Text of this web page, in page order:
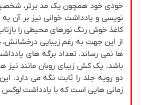
خودی خود همچون یک مد برتر، شخصیت
نویسی و یادداشت خوانی نیز بر آن
کاغذ خوش رنگ نورهای محیطی را
از این جهت به رغم زیبایی
باشد. یک کش زیبای روبان مانند
دو رویه جلد را ثابت نگه می دارد.
زمانی هایی است که با یادداشت لوکس